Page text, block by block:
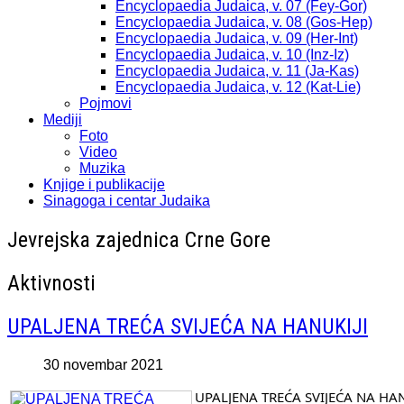
Encyclopaedia Judaica, v. 07 (Fey-Gor)
Encyclopaedia Judaica, v. 08 (Gos-Hep)
Encyclopaedia Judaica, v. 09 (Her-Int)
Encyclopaedia Judaica, v. 10 (Inz-Iz)
Encyclopaedia Judaica, v. 11 (Ja-Kas)
Encyclopaedia Judaica, v. 12 (Kat-Lie)
Pojmovi
Mediji
Foto
Video
Muzika
Knjige i publikacije
Sinagoga i centar Judaika
Jevrejska zajednica Crne Gore
Aktivnosti
UPALJENA TREĆA SVIJEĆA NA HANUKIJI
30 novembar 2021
UPALJENA TREĆA SVIJEĆA NA